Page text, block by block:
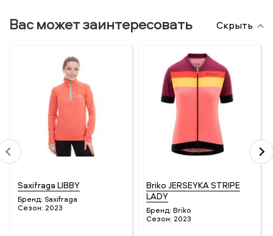
Вас может заинтересовать Скрыть
Saxifraga LIBBY
Бренд: Saxifraga
Сезон: 2023
Briko JERSEYKA STRIPE
LADY
Бренд: Briko
Сезон: 2023